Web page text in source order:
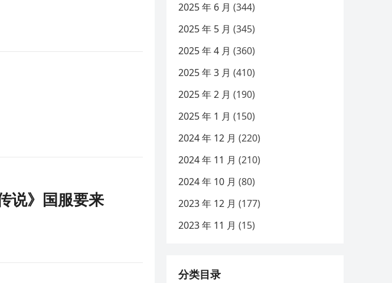
说》国服要来
2025 年 6 月 (344)
2025 年 5 月 (345)
2025 年 4 月 (360)
2025 年 3 月 (410)
2025 年 2 月 (190)
2025 年 1 月 (150)
2024 年 12 月 (220)
2024 年 11 月 (210)
2024 年 10 月 (80)
2023 年 12 月 (177)
2023 年 11 月 (15)
分类目录